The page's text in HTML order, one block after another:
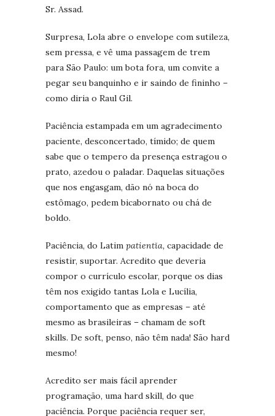
Sr. Assad.
Surpresa, Lola abre o envelope com sutileza,
sem pressa, e vê uma passagem de trem
para São Paulo: um bota fora, um convite a
pegar seu banquinho e ir saindo de fininho –
como diria o Raul Gil.
Paciência estampada em um agradecimento
paciente, desconcertado, tímido; de quem
sabe que o tempero da presença estragou o
prato, azedou o paladar. Daquelas situações
que nos engasgam, dão nó na boca do
estômago, pedem bicabornato ou chá de
boldo.
Paciência, do Latim patientĭa, capacidade de
resistir, suportar. Acredito que deveria
compor o currículo escolar, porque os dias
têm nos exigido tantas Lola e Lucília,
comportamento que as empresas – até
mesmo as brasileiras – chamam de soft
skills. De soft, penso, não têm nada! São hard
mesmo!
Acredito ser mais fácil aprender
programação, uma hard skill, do que
paciência. Porque paciência requer ser,